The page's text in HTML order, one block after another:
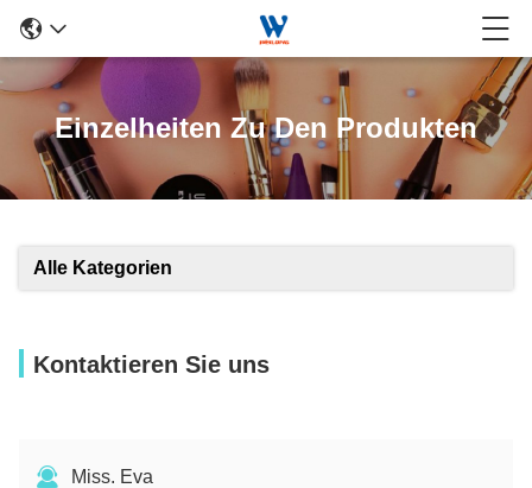
Einzelheiten Zu Den Produkten
Alle Kategorien
Kontaktieren Sie uns
Miss. Eva